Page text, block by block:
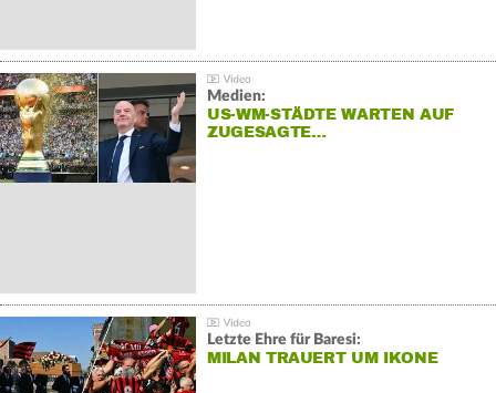
Medien:
US-WM-STÄDTE WARTEN AUF
ZUGESAGTE…
Letzte Ehre für Baresi:
MILAN TRAUERT UM IKONE